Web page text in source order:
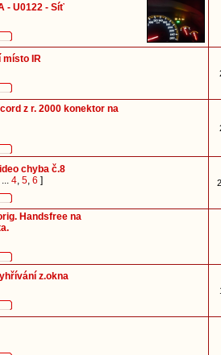
- U0122 - Síť
místo IR
z r. 2000 konektor na
chyba č.8
... 4, 5, 6 ]
Handsfree na
z.okna